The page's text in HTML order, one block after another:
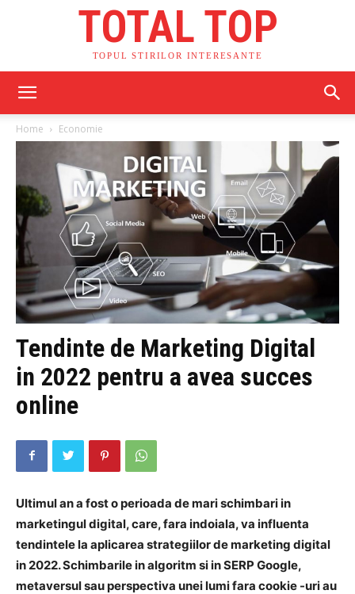
TOTAL TOP
TOPUL STIRILOR INTERESANTE
Home Economie
Tendinte de Marketing Digital
in 2022 pentru a avea succes
online
Ultimul an a fost o perioada de mari schimbari in
marketingul digital, care, fara indoiala, va influenta
tendintele la aplicarea strategiilor de marketing digital
in 2022. Schimbarile in algoritm si in SERP Google,
metaversul sau perspectiva unei lumi fara cookie -uri au